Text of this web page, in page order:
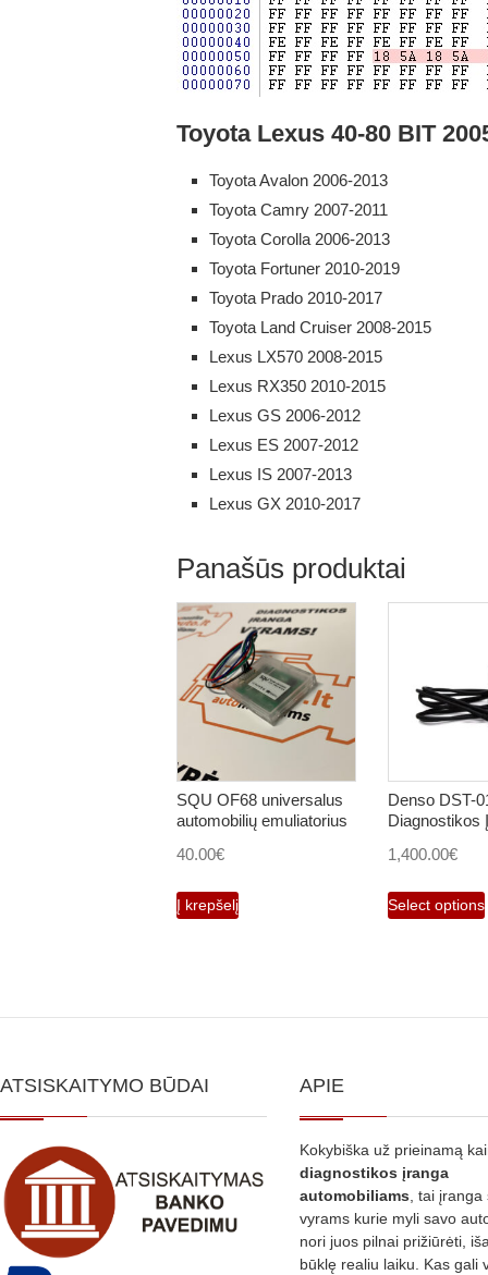
Toyota Lexus 40-80 BIT
Toyota Avalon 2006-2013
Toyota Camry 2007-2011
Toyota Corolla 2006-2013
Toyota Fortuner 2010-2019
Toyota Prado 2010-2017
Toyota Land Cruiser 2008-2015
Lexus LX570 2008-2015
Lexus RX350 2010-2015
Lexus GS 2006-2012
Lexus ES 2007-2012
Lexus IS 2007-2013
Lexus GX 2010-2017
Panašūs produktai
SQU OF68 universalus
automobilių emuliatorius
40.00€
Į krepšelį
Denso DST-
Diagnostikos
1,400.00€
Select options
ATSISKAITYMO BŪDAI APIE
Kokybiška už prieinamą
diagnostikos įranga
automobiliams , tai
vyrams kurie myli savo
nori juos pilnai prižiūrėti,
būklę realiu laiku. Kas gali